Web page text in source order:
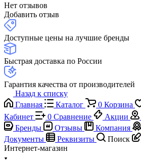
Нет отзывов
Добавить отзыв
Доступные цены на лучшие бренды
Быстрая доставка по России
Гарантия качества от производителей
Назад к списку
Главная
Каталог 0 Корзина
Кабинет
0 Сравнение Акции
Бренды
Отзывы Компания
Документы
Реквизиты Поиск
Интернет-магазин